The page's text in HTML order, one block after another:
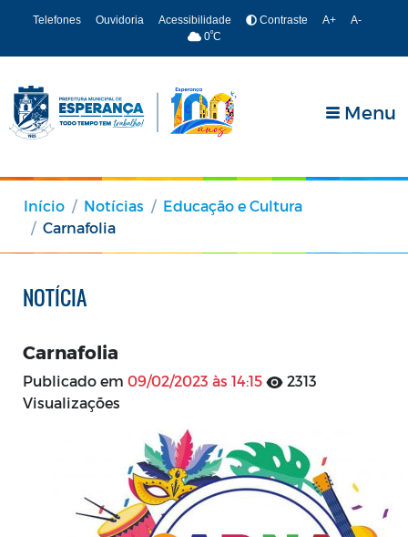
Telefones Ouvidoria Acessibilidade Contraste A+
A-
0ºC
Menu
Início Notícias
Educação e Cultura
Carnafolia
NOTÍCIA
Carnafolia
Publicado em 09/02/2023 às 14:15
2313
Visualizações